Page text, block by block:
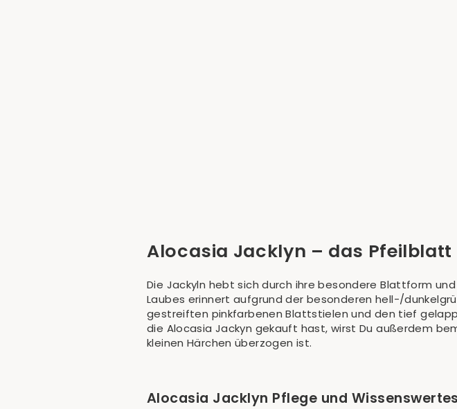
Alocasia Jacklyn – das
Die Jackyln hebt sich durch ihre besondere Blattform
Laubes erinnert aufgrund der besonderen hell-/
gestreiften pinkfarbenen Blattstielen und den tief
die Alocasia Jackyn gekauft hast, wirst Du außerdem
kleinen Härchen überzogen ist.
Alocasia Jacklyn Pflege und Wissenswertes